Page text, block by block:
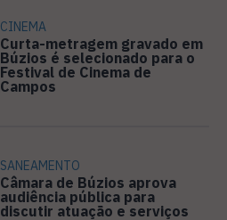
CINEMA
Curta-metragem gravado em
Búzios é selecionado para o
Festival de Cinema de
Campos
SANEAMENTO
Câmara de Búzios aprova
audiência pública para
discutir atuação e serviços